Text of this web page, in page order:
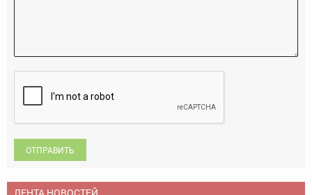
ОТПРАВИТЬ
ЛЕНТА НОВОСТЕЙ